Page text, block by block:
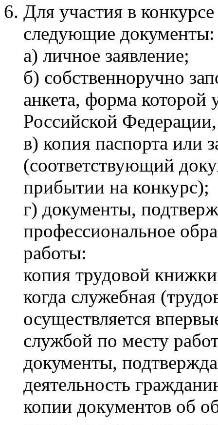
Для участия в
следующие документы:
а) личное заявление;
б) собственноручно
анкета, форма которой
Российской
в) копия паспорта или
(соответствующий
прибытии на конкурс);
г) документы,
профессиональное
работы:
копия трудовой
когда служебная
осуществляется
службой по месту
документы,
деятельность
копии документов об